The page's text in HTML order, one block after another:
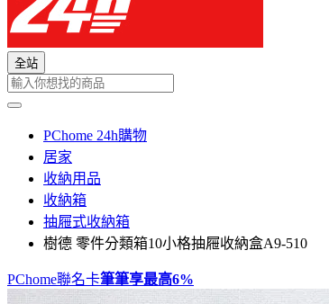
全站
PChome 24h購物
居家
收納用品
收納箱
抽屜式收納箱
樹德 零件分類箱10小格抽屜收納盒A9-510
PChome聯名卡筆筆享最高6%